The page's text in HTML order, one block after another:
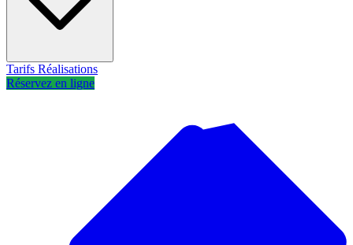
Tarifs Réalisations
Réservez en ligne